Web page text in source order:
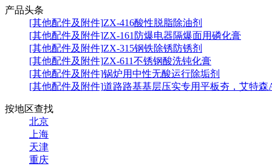
产品头条
[其他配件及附件]ZX-416酸性脱脂除油剂
[其他配件及附件]ZX-161防爆电器隔爆面用磷化膏
[其他配件及附件]ZX-315钢铁除锈防锈剂
[其他配件及附件]ZX-611不锈钢酸洗钝化膏
[其他配件及附件]锅炉用中性无酸运行除垢剂
[其他配件及附件]道路路基基层压实专用平板夯，艾特
按地区查找
北京
上海
天津
重庆